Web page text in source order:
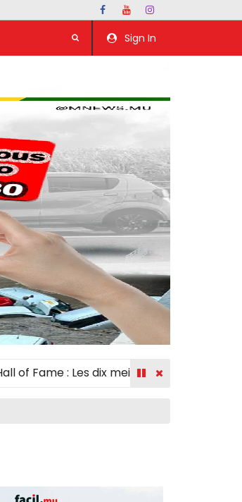
Sign In
: Les dix meilleurs créateurs